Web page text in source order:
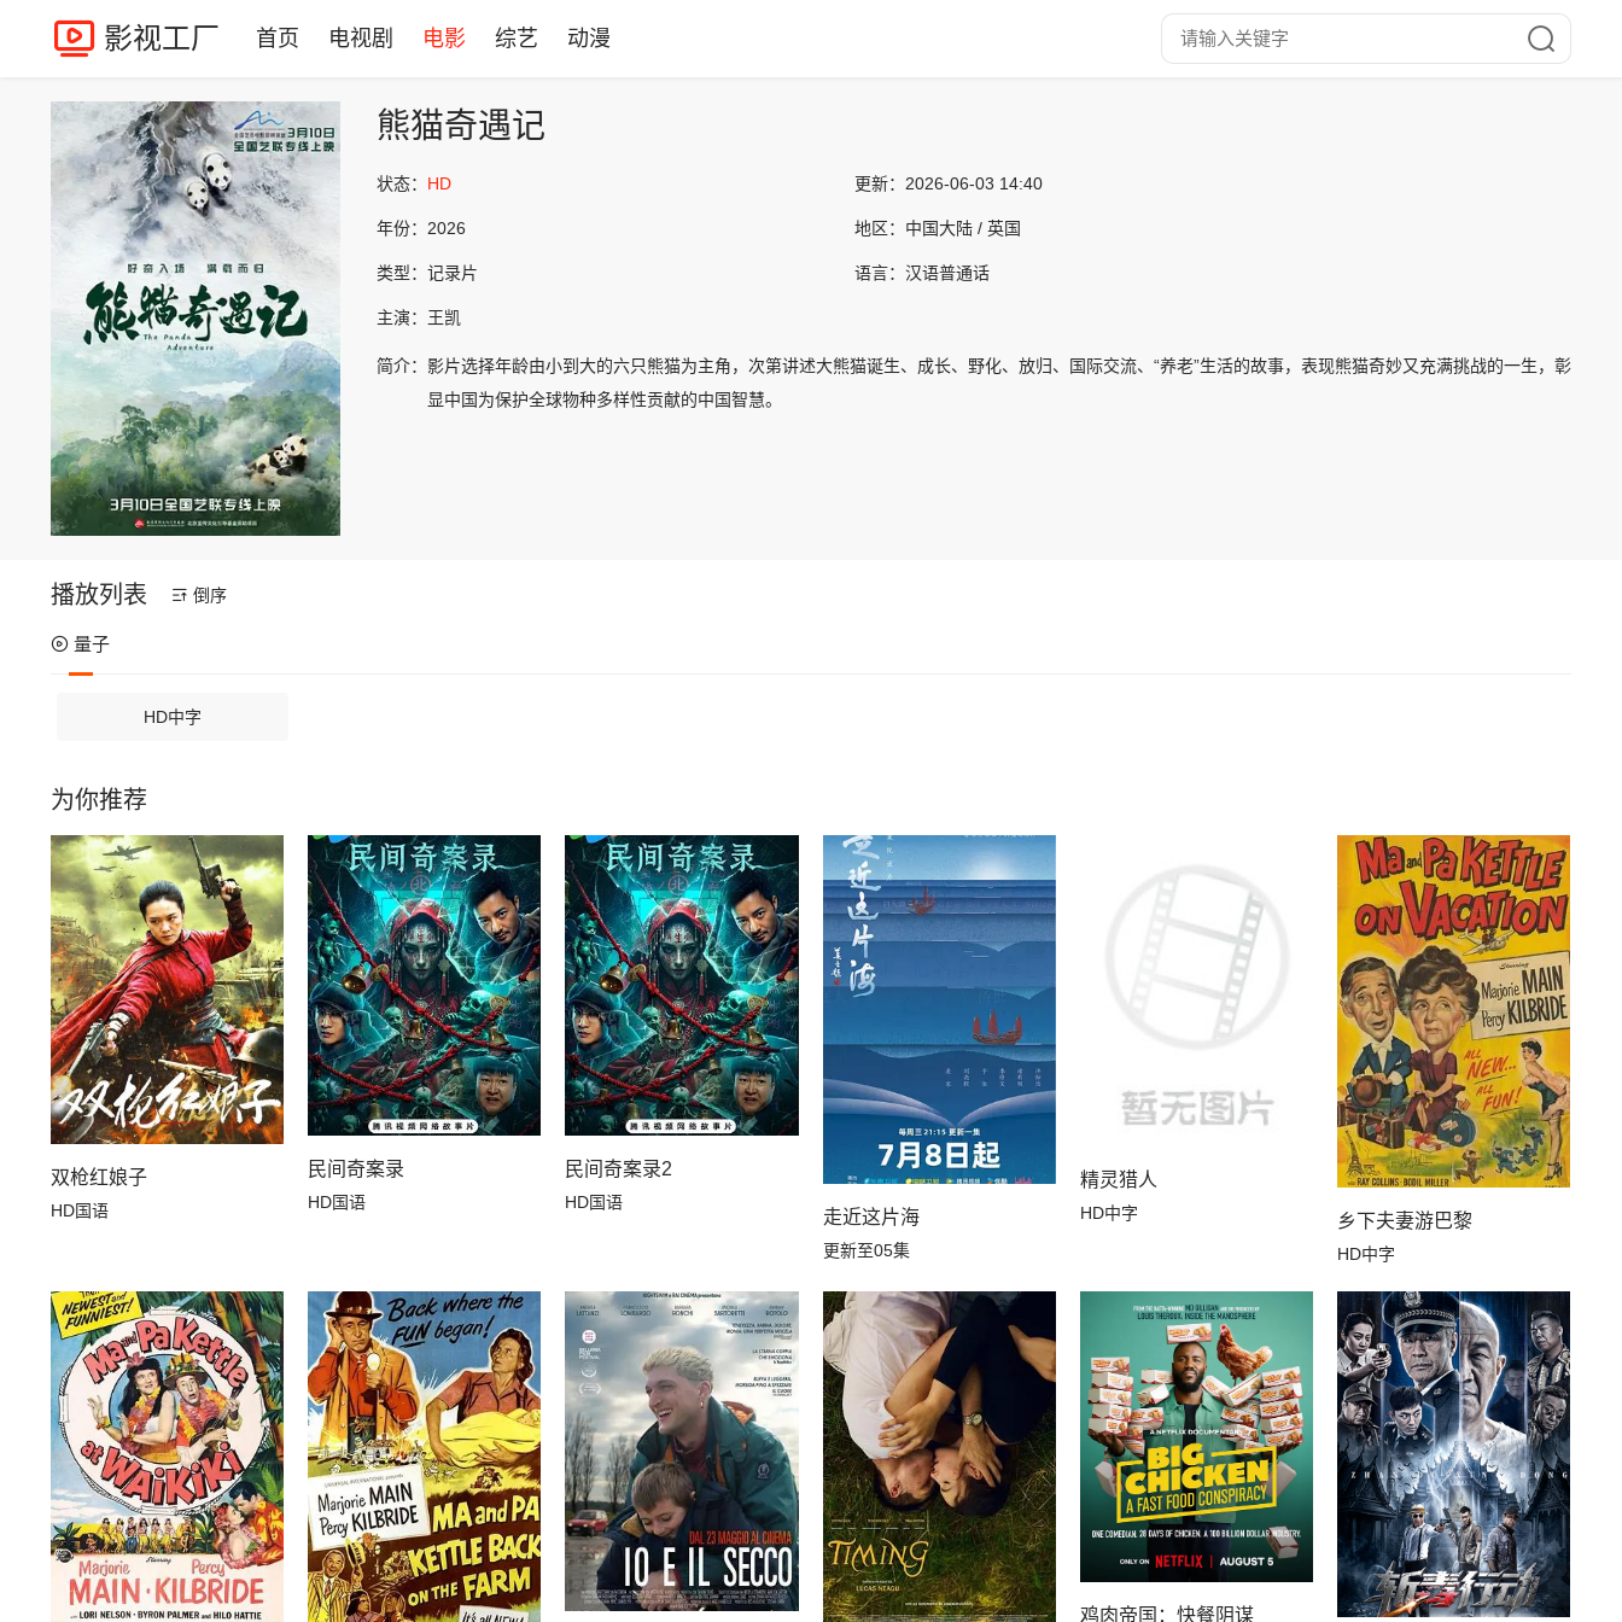
影视工厂 首页 电视剧 电影 综艺 动漫
熊猫奇遇记
状态： HD 更新： 2026-06-03 14:40
年份： 2026 地区： 中国大陆 / 英国
类型： 记录片 语言： 汉语普通话
主演： 王凯
简介： 影片选择年龄由小到大的六只熊猫为主角，次第讲述大熊猫诞生、成长、野化、放归、国际交流、“养老”生活的故事，表现熊猫奇妙又充满挑战的一生，彰
显中国为保护全球物种多样性贡献的中国智慧。
播放列表 倒序
量子
HD中字
为你推荐
双枪红娘子
HD国语
民间奇案录
HD国语
民间奇案录2
HD国语
走近这片海
更新至05集
精灵猎人
HD中字 乡下夫妻游巴黎
HD中字
鸡肉帝国：快餐阴谋